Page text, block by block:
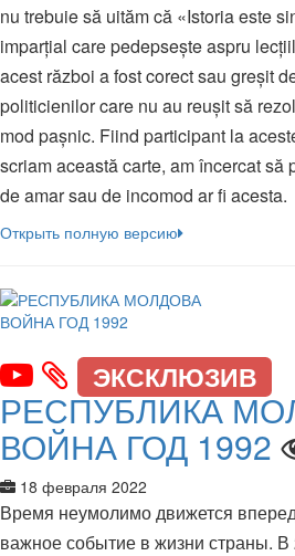
nu trebuie să uităm că «Istoria este
imparțial care pedepsește aspru
acest război a fost corect sau greșit
politicienilor care nu au reușit să
mod pașnic. Fiind participant la
scriam această carte, am încercat să
de amar sau de incomod ar fi acesta.
Открыть полную версию
ЭКСКЛЮЗИВ
РЕСПУБЛИКА
ВОЙНА ГОД 1992
18 февраля 2022
Время неумолимо движется
важное событие в жизни страны. В